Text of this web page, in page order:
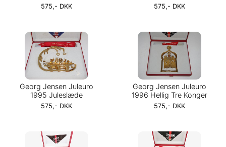
575,- DKK 575,- DKK
Georg Jensen Juleuro
1995 Juleslæde
575,- DKK
Georg Jensen Juleuro
1996 Hellig Tre Konger
575,- DKK